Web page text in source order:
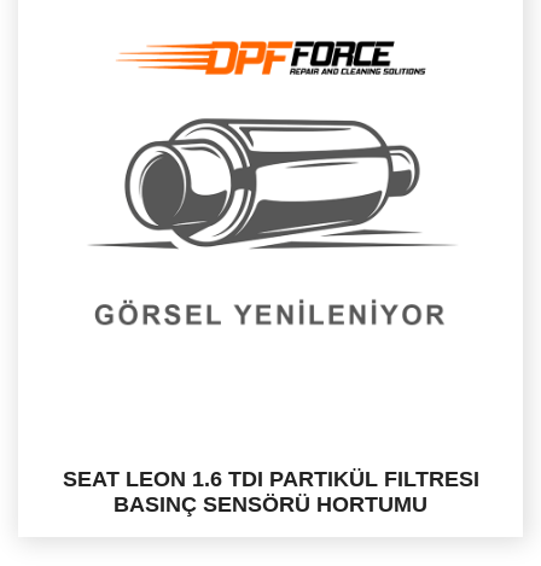
SEAT LEON 1.6 TDI PARTIKÜL FILTRESI
BASINÇ SENSÖRÜ HORTUMU